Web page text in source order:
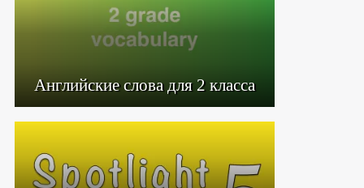
Английские слова для 2 класса